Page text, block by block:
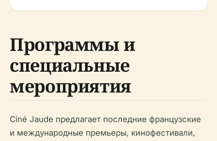
Программы и
специальные
мероприятия
Ciné Jaude предлагает последние французские
и международные премьеры, кинофестивали,